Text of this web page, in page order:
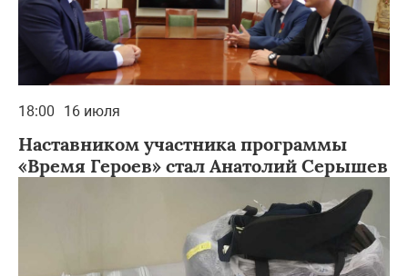
18:00 16 июля
Наставником участника программы
«Время Героев» стал Анатолий Серышев